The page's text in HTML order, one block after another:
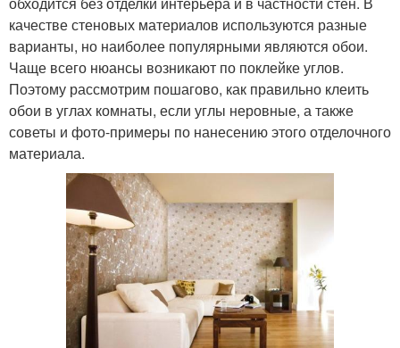
качестве стеновых материалов используются разные
варианты, но наиболее популярными являются обои.
Чаще всего нюансы возникают по поклейке углов.
Поэтому рассмотрим пошагово, как правильно клеить
обои в углах комнаты, если углы неровные, а также
советы и фото-примеры по нанесению этого отделочного
материала.